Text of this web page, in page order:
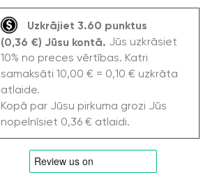
Uzkrājiet 3.60 punktus
(0,36 €) Jūsu kontā. Jūs uzkrāsiet
10% no preces vērtības. Katri
samaksāti 10,00 € = 0,10 € uzkrāta
atlaide.
Kopā par Jūsu pirkuma grozi Jūs
nopelnīsiet 0,36 € atlaidi.